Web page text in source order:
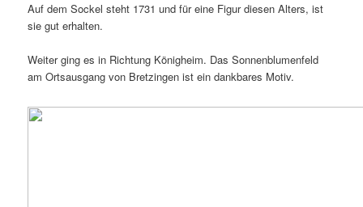
Auf dem Sockel steht 1731 und für eine Figur diesen Alters, ist
sie gut erhalten.
Weiter ging es in Richtung Königheim. Das Sonnenblumenfeld
am Ortsausgang von Bretzingen ist ein dankbares Motiv.